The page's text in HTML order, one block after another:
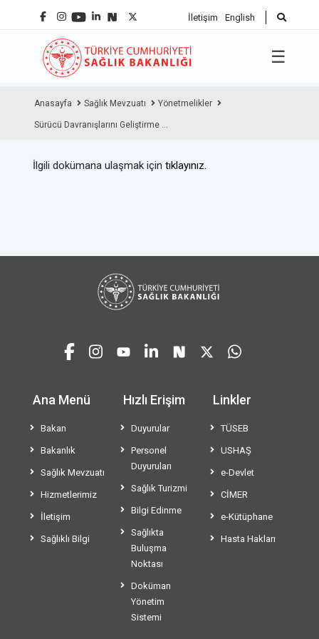
İletişim English
☰
Anasayfa Sağlık Mevzuatı Yönetmelikler
Sürücü Davranışlarını Geliştirme ...
İlgili dokümana ulaşmak için tıklayınız.
Ana Menü
Bakan
Bakanlık
Sağlık Mevzuatı
Hizmetlerimiz
İletişim
Sağlıklı Bilgi
Hızlı Erişim
Duyurular
Personel
Duyuruları
Sağlık Turizmi
Bilgi Edinme
Sağlıkta
Buluşma
Noktası
Doküman
Yönetim
Sistemi
Linkler
TÜSEB
USHAŞ
e-Devlet
CİMER
e-Kütüphane
Hasta Hakları